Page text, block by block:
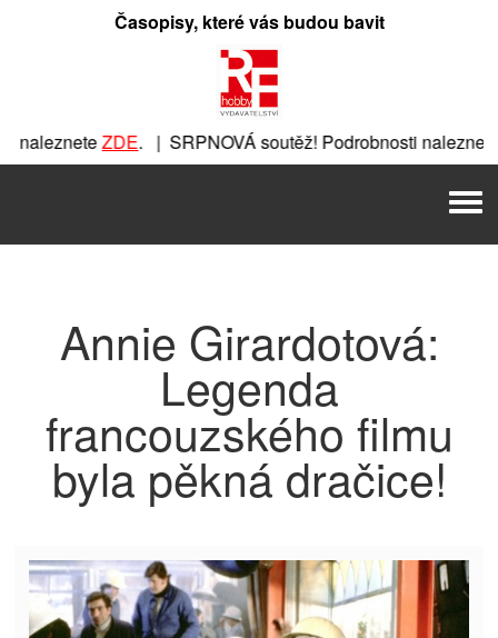
Časopisy, které vás budou bavit
nalezneteZDE. | SRPNOVÁ soutěž! Podrobnosti naleznete
. |
Annie Girardotová:
Legenda
francouzského filmu
byla pěkná dračice!